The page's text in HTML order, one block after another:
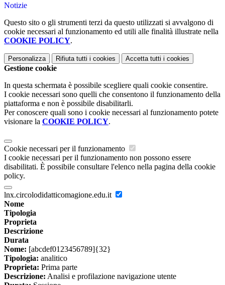
Notizie
Questo sito o gli strumenti terzi da questo utilizzati si avvalgono di
cookie necessari al funzionamento ed utili alle finalità illustrate nella
COOKIE POLICY.
Personalizza Rifiuta tutti i cookies Accetta tutti i cookies
Gestione cookie
In questa schermata è possibile scegliere quali cookie consentire.
I cookie necessari sono quelli che consentono il funzionamento della
piattaforma e non è possibile disabilitarli.
Per conoscere quali sono i cookie necessari al funzionamento potete
visionare la COOKIE POLICY.
Cookie necessari per il funzionamento
I cookie necessari per il funzionamento non possono essere
disabilitati. È possibile consultare l'elenco nella pagina della cookie
policy.
lnx.circolodidatticomagione.edu.it
Nome
Tipologia
Proprieta
Descrizione
Durata
Nome: [abcdef0123456789]{32}
Tipologia: analitico
Proprieta: Prima parte
Descrizione: Analisi e profilazione navigazione utente